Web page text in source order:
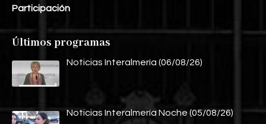
Participación
Últimos programas
Noticias Interalmería (06/08/26)
Noticias Interalmería Noche (05/08/26)